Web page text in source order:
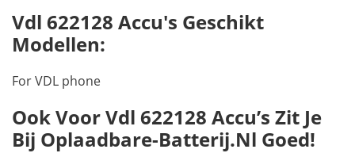
Vdl 622128 Accu's Geschikt
Modellen:
For VDL phone
Ook Voor Vdl 622128 Accu’s Zit Je
Bij Oplaadbare-Batterij.nl Goed!